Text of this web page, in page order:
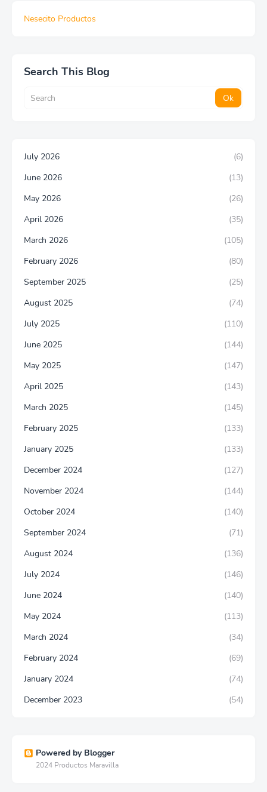
Nesecito Productos
Search This Blog
July 2026
(6)
June 2026
(13)
May 2026
(26)
April 2026
(35)
March 2026
(105)
February 2026
(80)
September 2025
(25)
August 2025
(74)
July 2025
(110)
June 2025
(144)
May 2025
(147)
April 2025
(143)
March 2025
(145)
February 2025
(133)
January 2025
(133)
December 2024
(127)
November 2024
(144)
October 2024
(140)
September 2024
(71)
August 2024
(136)
July 2024
(146)
June 2024
(140)
May 2024
(113)
March 2024
(34)
February 2024
(69)
January 2024
(74)
December 2023
(54)
Powered by Blogger
2024 Productos Maravilla